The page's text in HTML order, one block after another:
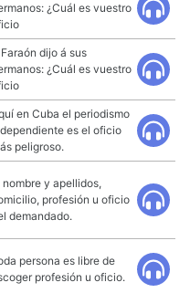
¿Cuál es vuestro
dijo á sus
¿Cuál es vuestro
en Cuba el periodismo
es el oficio
peligroso.
nombre y apellidos,
profesión u oficio
demandado.
persona es libre de
profesión u oficio.